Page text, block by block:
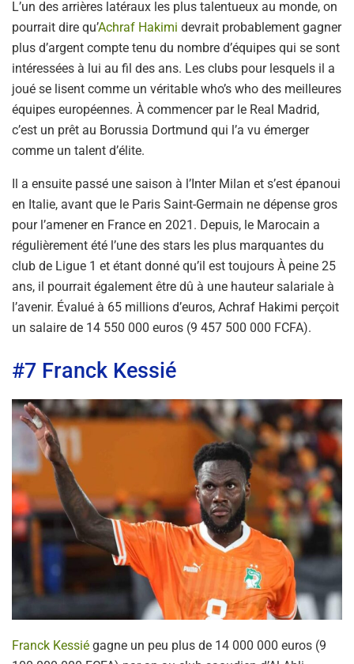
L’un des arrières latéraux les plus talentueux au monde, on
pourrait dire qu’Achraf Hakimi devrait probablement gagner
plus d’argent compte tenu du nombre d’équipes qui se sont
intéressées à lui au fil des ans. Les clubs pour lesquels il a
joué se lisent comme un véritable who’s who des meilleures
équipes européennes. À commencer par le Real Madrid,
c’est un prêt au Borussia Dortmund qui l’a vu émerger
comme un talent d’élite.
Il a ensuite passé une saison à l’Inter Milan et s’est épanoui
en Italie, avant que le Paris Saint-Germain ne dépense gros
pour l’amener en France en 2021. Depuis, le Marocain a
régulièrement été l’une des stars les plus marquantes du
club de Ligue 1 et étant donné qu’il est toujours À peine 25
ans, il pourrait également être dû à une hauteur salariale à
l’avenir. Évalué à 65 millions d’euros, Achraf Hakimi perçoit
un salaire de 14 550 000 euros (9 457 500 000 FCFA).
#7 Franck Kessié
Franck Kessié gagne un peu plus de 14 000 000 euros (9